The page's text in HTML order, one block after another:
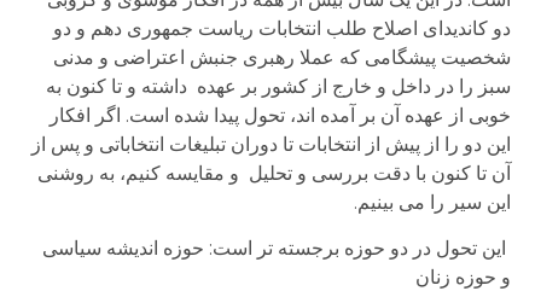
دو کاندیدای اصلاح طلب انتخابات ریاست جمهوری دهم و دو
شخصیت پیشگامی که عملا رهبری جنبش اعتراضی و مدنی
سبز را در داخل و خارج از کشور بر عهده داشته و تا کنون به
خوبی از عهده آن بر آمده اند، تحول پیدا شده است. اگر افکار
این دو را از پیش از انتخابات تا دوران تبلیغات انتخاباتی و پس از
آن تا کنون با دقت بررسی و تحلیل و مقایسه کنیم، به روشنی
این سیر را می بینیم.
این تحول در دو حوزه برجسته تر است: حوزه اندیشه سیاسی
و حوزه زنان